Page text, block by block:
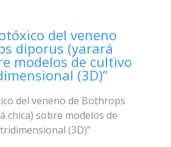
del veneno
diporus (yarará
modelos de cultivo
(3D)”
del veneno de Bothrops
chica) sobre modelos de
(3D)”